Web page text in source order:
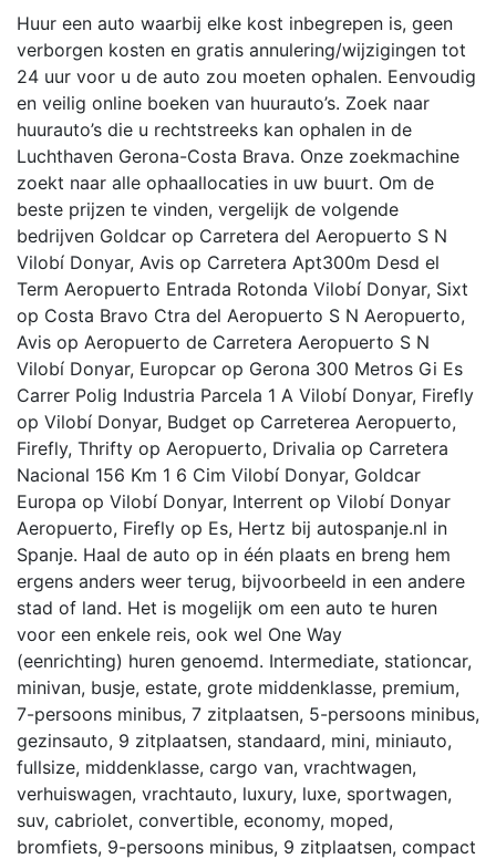
Huur een auto waarbij elke kost inbegrepen is, geen
verborgen kosten en gratis annulering/wijzigingen tot
24 uur voor u de auto zou moeten ophalen. Eenvoudig
en veilig online boeken van huurauto’s. Zoek naar
huurauto’s die u rechtstreeks kan ophalen in de
Luchthaven Gerona-Costa Brava. Onze zoekmachine
zoekt naar alle ophaallocaties in uw buurt. Om de
beste prijzen te vinden, vergelijk de volgende
bedrijven Goldcar op Carretera del Aeropuerto S N
Vilobí Donyar, Avis op Carretera Apt300m Desd el
Term Aeropuerto Entrada Rotonda Vilobí Donyar, Sixt
op Costa Bravo Ctra del Aeropuerto S N Aeropuerto,
Avis op Aeropuerto de Carretera Aeropuerto S N
Vilobí Donyar, Europcar op Gerona 300 Metros Gi Es
Carrer Polig Industria Parcela 1 A Vilobí Donyar, Firefly
op Vilobí Donyar, Budget op Carreterea Aeropuerto,
Firefly, Thrifty op Aeropuerto, Drivalia op Carretera
Nacional 156 Km 1 6 Cim Vilobí Donyar, Goldcar
Europa op Vilobí Donyar, Interrent op Vilobí Donyar
Aeropuerto, Firefly op Es, Hertz bij autospanje.nl in
Spanje. Haal de auto op in één plaats en breng hem
ergens anders weer terug, bijvoorbeeld in een andere
stad of land. Het is mogelijk om een auto te huren
voor een enkele reis, ook wel One Way
(eenrichting) huren genoemd. Intermediate, stationcar,
minivan, busje, estate, grote middenklasse, premium,
7-persoons minibus, 7 zitplaatsen, 5-persoons minibus,
gezinsauto, 9 zitplaatsen, standaard, mini, miniauto,
fullsize, middenklasse, cargo van, vrachtwagen,
verhuiswagen, vrachtauto, luxury, luxe, sportwagen,
suv, cabriolet, convertible, economy, moped,
bromfiets, 9-persoons minibus, 9 zitplaatsen, compact